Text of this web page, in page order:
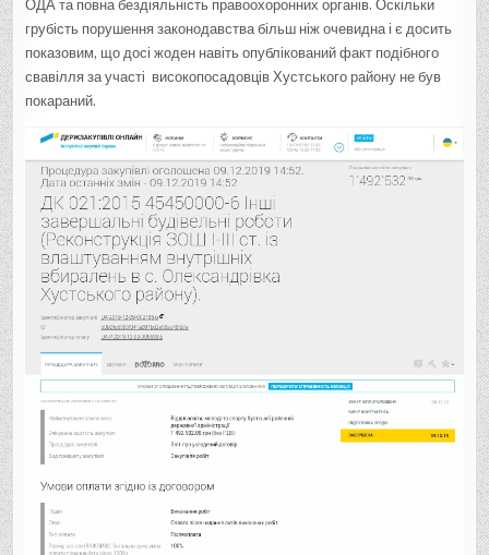
ОДА та повна бездіяльність правоохоронних органів. Оскільки
грубість порушення законодавства більш ніж очевидна і є досить
показовим, що досі жоден навіть опублікований факт подібного
свавілля за участі високопосадовців Хустського району не був
покараний.